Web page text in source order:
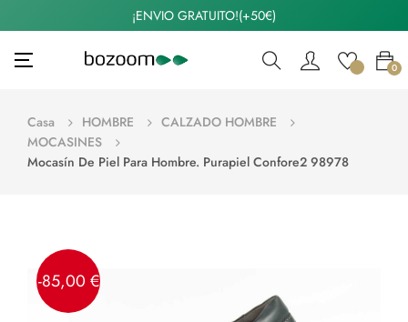
¡ENVIO GRATUITO!(+50€)
Navegación
☰ 0
Casa HOMBRE
CALZADO HOMBRE
MOCASINES
Mocasín De Piel Para Hombre. Purapiel Confore2 98978
-85,00 €